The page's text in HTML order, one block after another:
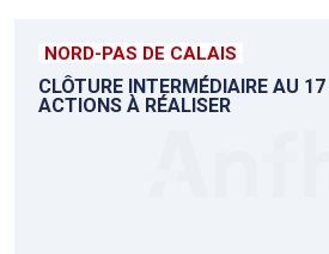
NORD-PAS DE CALAIS
CLÔTURE INTERMÉDIAIRE AU
ACTIONS À RÉALISER